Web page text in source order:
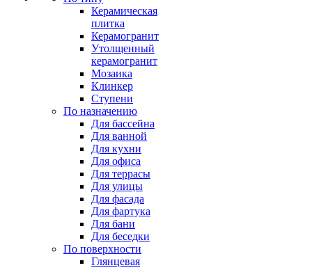
Керамическая
плитка
Керамогранит
Утолщенный
керамогранит
Мозаика
Клинкер
Ступени
По назначению
Для бассейна
Для ванной
Для кухни
Для офиса
Для террасы
Для улицы
Для фасада
Для фартука
Для бани
Для беседки
По поверхности
Глянцевая